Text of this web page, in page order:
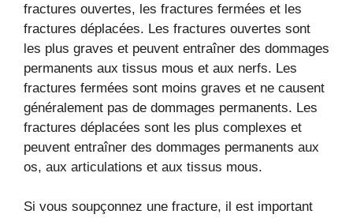
fractures ouvertes, les fractures fermées et les
fractures déplacées. Les fractures ouvertes sont
les plus graves et peuvent entraîner des dommages
permanents aux tissus mous et aux nerfs. Les
fractures fermées sont moins graves et ne causent
généralement pas de dommages permanents. Les
fractures déplacées sont les plus complexes et
peuvent entraîner des dommages permanents aux
os, aux articulations et aux tissus mous.
Si vous soupçonnez une fracture, il est important